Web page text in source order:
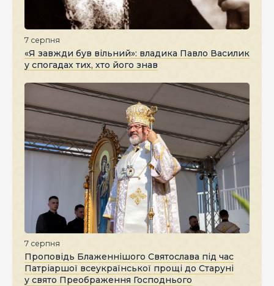
7 серпня
«Я завжди був вільний»: владика Павло Василик
у спогадах тих, хто його знав
7 серпня
Проповідь Блаженнішого Святослава під час
Патріаршої всеукраїнської прощі до Старуні
у свято Преображення Господнього